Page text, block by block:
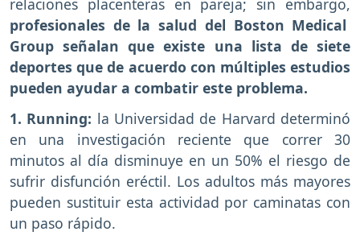
profesionales de la salud del Boston Medical
Group señalan que existe una lista de siete
deportes que de acuerdo con múltiples estudios
pueden ayudar a combatir este problema.
1. Running: la Universidad de Harvard determinó
en una investigación reciente que correr 30
minutos al día disminuye en un 50% el riesgo de
sufrir disfunción eréctil. Los adultos más mayores
pueden sustituir esta actividad por caminatas con
un paso rápido.